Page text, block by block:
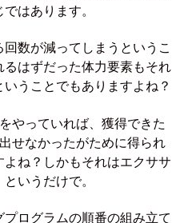
はあります。
数が減ってしまうというこ
はずだった体力要素もそれ
うことでもありますよね？
やっていれば、獲得できた
せなかったがために得られ
ね？しかもそれはエクササ
いうだけで。
ログラムの順番の組み立て